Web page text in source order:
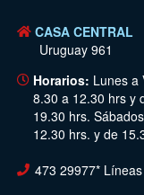
CASA CENTRAL
Uruguay 961
Horarios: Lunes a
8.30 a 12.30 hrs y
19.30 hrs.
12.30 hrs. y de
473 29977*